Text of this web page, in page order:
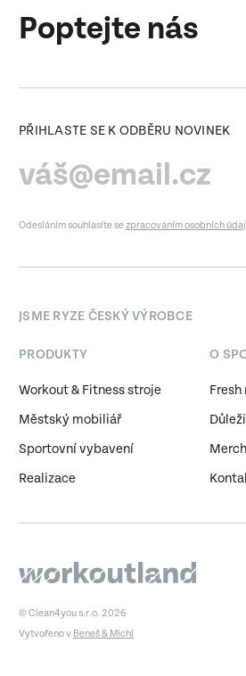
Poptejte nás
PŘIHLASTE SE K ODBĚRU NOVINEK
Odesláním souhlasíte sezpracováním osobních
JSME RYZE ČESKÝ VÝROBCE
PRODUKTY
Workout & Fitness stroje
Městský mobiliář
Sportovní vybavení
Realizace
O
Fresh
© Clean4you s.r.o. 2026
Vytvořeno v Beneš & Michl